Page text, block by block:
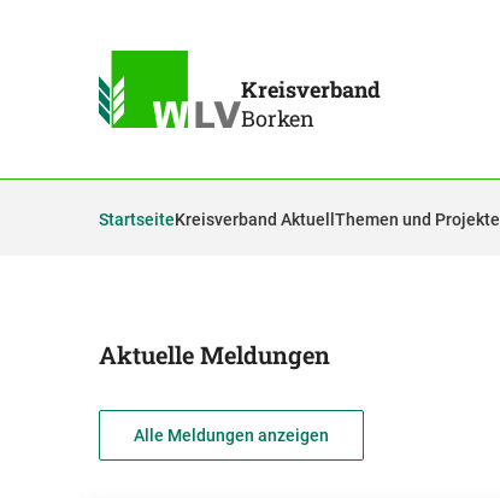
Kreisverband
Borken
StartseiteKreisverband Aktuell Themen und Projekte
Aktuelle Meldungen
Alle Meldungen anzeigen